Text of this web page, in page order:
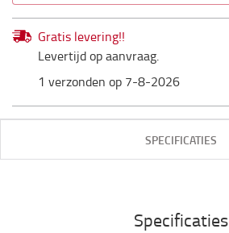
Gratis levering!!
Levertijd op aanvraag.
1 verzonden op 7-8-2026
SPECIFICATIES
Specificaties